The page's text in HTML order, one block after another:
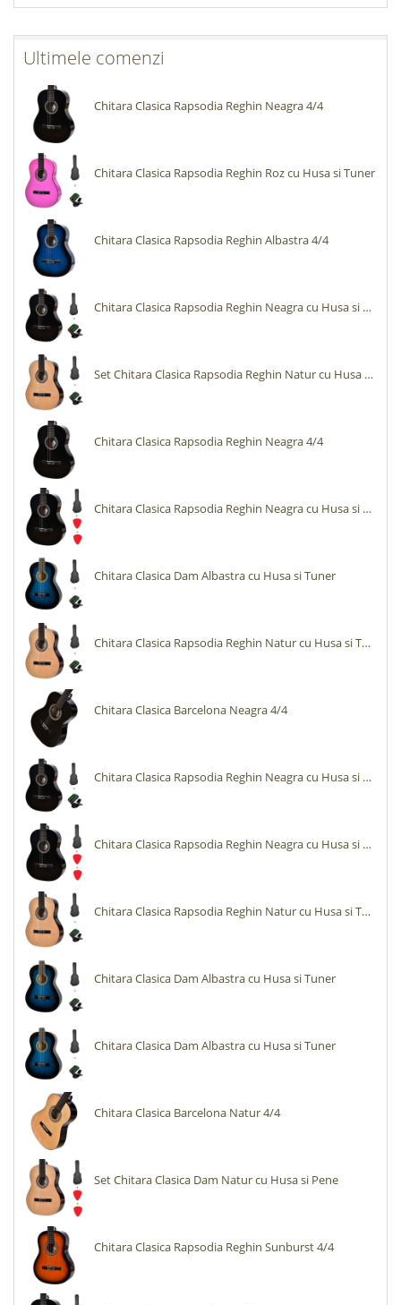
Ultimele comenzi
Chitara Clasica Rapsodia Reghin Neagra 4/4
Chitara Clasica Rapsodia Reghin Roz cu Husa si Tuner
Chitara Clasica Rapsodia Reghin Albastra 4/4
Chitara Clasica Rapsodia Reghin Neagra cu Husa si Tuner
Set Chitara Clasica Rapsodia Reghin Natur cu Husa si Tuner
Chitara Clasica Rapsodia Reghin Neagra 4/4
Chitara Clasica Rapsodia Reghin Neagra cu Husa si Pene
Chitara Clasica Dam Albastra cu Husa si Tuner
Chitara Clasica Rapsodia Reghin Natur cu Husa si Tuner
Chitara Clasica Barcelona Neagra 4/4
Chitara Clasica Rapsodia Reghin Neagra cu Husa si Tuner
Chitara Clasica Rapsodia Reghin Neagra cu Husa si Pene
Chitara Clasica Rapsodia Reghin Natur cu Husa si Tuner
Chitara Clasica Dam Albastra cu Husa si Tuner
Chitara Clasica Dam Albastra cu Husa si Tuner
Chitara Clasica Barcelona Natur 4/4
Set Chitara Clasica Dam Natur cu Husa si Pene
Chitara Clasica Rapsodia Reghin Sunburst 4/4